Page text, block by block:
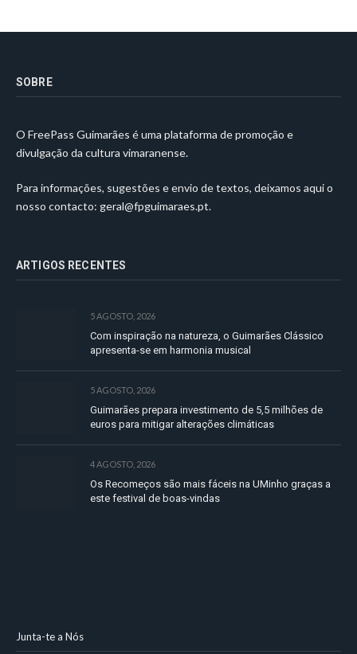
SOBRE
O FreePass Guimarães é uma plataforma de promoção e
divulgação da cultura vimaranense.
Para informações, sugestões e envio de textos, deixamos aqui o
nosso contacto: geral@fpguimaraes.pt.
ARTIGOS RECENTES
5 AGOSTO, 2026
Com inspiração na natureza, o Guimarães Clássico
apresenta-se em harmonia musical
5 AGOSTO, 2026
Guimarães prepara investimento de 5,5 milhões de
euros para mitigar alterações climáticas
4 AGOSTO, 2026
Os Recomeços são mais fáceis na UMinho graças a
este festival de boas-vindas
Junta-te a Nós